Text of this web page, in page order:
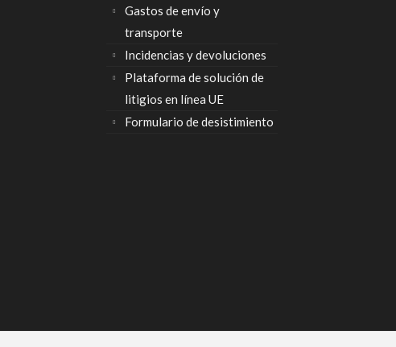
Gastos de envío y
transporte
Incidencias y devoluciones
Plataforma de solución de
litigios en línea UE
Formulario de desistimiento